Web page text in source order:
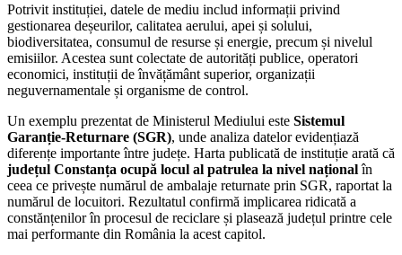
Potrivit instituției, datele de mediu includ informații privind
gestionarea deșeurilor, calitatea aerului, apei și solului,
biodiversitatea, consumul de resurse și energie, precum și nivelul
emisiilor. Acestea sunt colectate de autorități publice, operatori
economici, instituții de învățământ superior, organizații
neguvernamentale și organisme de control.
Un exemplu prezentat de Ministerul Mediului este Sistemul
Garanție-Returnare (SGR), unde analiza datelor evidențiază
diferențe importante între județe. Harta publicată de instituție arată că
județul Constanța ocupă locul al patrulea la nivel naționalîn
ceea ce privește numărul de ambalaje returnate prin SGR, raportat la
numărul de locuitori. Rezultatul confirmă implicarea ridicată a
constănțenilor în procesul de reciclare și plasează județul printre cele
mai performante din România la acest capitol.